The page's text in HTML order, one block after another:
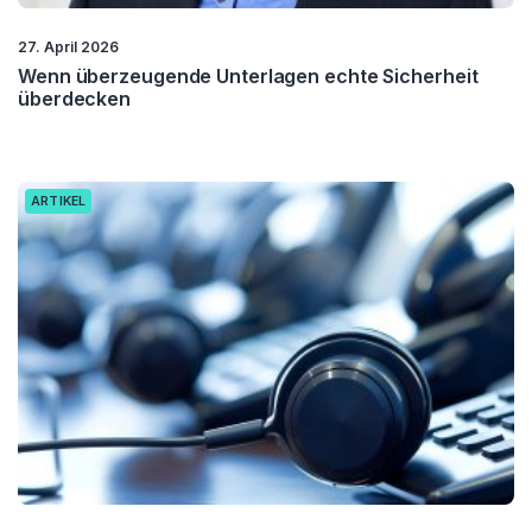
27. April 2026
Wenn überzeugende Unterlagen echte Sicherheit
überdecken
ARTIKEL